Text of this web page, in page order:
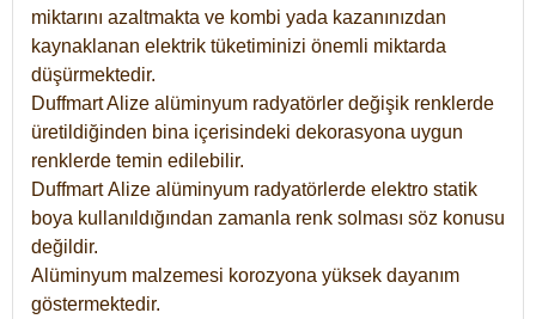
miktarını azaltmakta ve kombi yada kazanınızdan
kaynaklanan elektrik tüketiminizi önemli miktarda
düşürmektedir.
Duffmart Alize alüminyum radyatörler değişik renklerde
üretildiğinden bina içerisindeki dekorasyona uygun
renklerde temin edilebilir.
DuffmartAlize alüminyum radyatörlerde elektro statik
boya kullanıldığından zamanla renk solması söz konusu
değildir.
Alüminyum malzemesi korozyona yüksek dayanım
göstermektedir.